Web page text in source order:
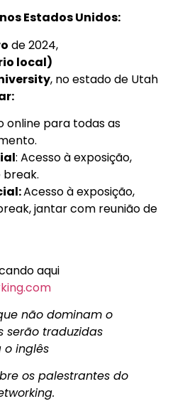
Estados Unidos:
de 2024,
local)
, no estado de Utah
online para todas as
: Acesso à exposição,
Acesso à exposição,
jantar com reunião de
aqui
não dominam o
serão traduzidas
inglês
os palestrantes do